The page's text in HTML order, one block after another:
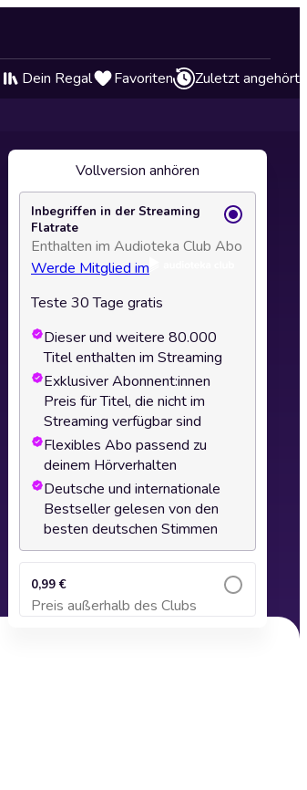
Dein Regal Favoriten Zuletzt angehört
Vollversion anhören
Inbegriffen in der Streaming
Flatrate
Enthalten im Audioteka Club Abo
Werde Mitglied im
Teste 30 Tage gratis
Dieser und weitere 80.000
Titel enthalten im Streaming
Exklusiver Abonnent:innen
Preis für Titel, die nicht im
Streaming verfügbar sind
Flexibles Abo passend zu
deinem Hörverhalten
Deutsche und internationale
Bestseller gelesen von den
besten deutschen Stimmen
0,99 €
Preis außerhalb des Clubs
Zum Warenkorb hinzufügen